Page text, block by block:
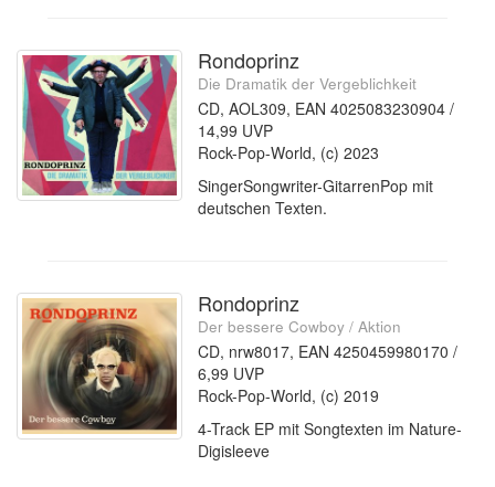
Rondoprinz
Die Dramatik der Vergeblichkeit
CD, AOL309, EAN 4025083230904 /
14,99 UVP
Rock-Pop-World, (c) 2023
SingerSongwriter-GitarrenPop mit
deutschen Texten.
Rondoprinz
Der bessere Cowboy / Aktion
CD, nrw8017, EAN 4250459980170 /
6,99 UVP
Rock-Pop-World, (c) 2019
4-Track EP mit Songtexten im Nature-
Digisleeve